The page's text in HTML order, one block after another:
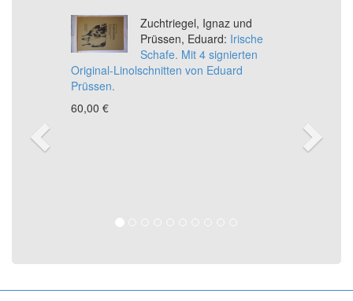
Zuchtriegel, Ignaz und
Prüssen, Eduard: Irische
Schafe. Mit 4 signierten
Original-Linolschnitten von Eduard
Prüssen.
60,00 €
Previous